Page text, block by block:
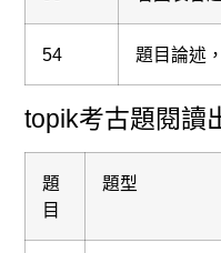
54 題目論述
topik考古題閱讀
題
目
題型